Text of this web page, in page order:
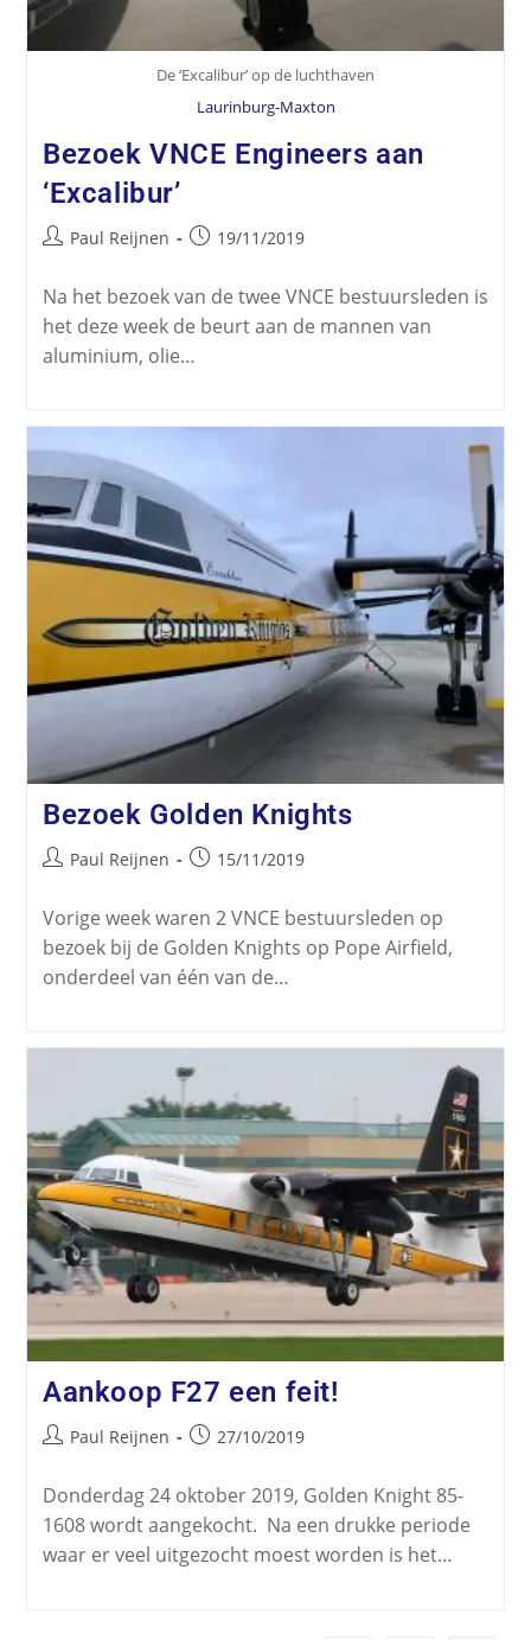
De ‘Excalibur’ op de luchthaven
Laurinburg-Maxton
Bezoek VNCE Engineers aan
‘Excalibur’
Paul Reijnen 19/11/2019
Na het bezoek van de twee VNCE bestuursleden is
het deze week de beurt aan de mannen van
aluminium, olie…
Bezoek Golden Knights
Paul Reijnen 15/11/2019
Vorige week waren 2 VNCE bestuursleden op
bezoek bij de Golden Knights op Pope Airfield,
onderdeel van één van de…
Aankoop F27 een feit!
Paul Reijnen 27/10/2019
Donderdag 24 oktober 2019, Golden Knight 85-
1608 wordt aangekocht. Na een drukke periode
waar er veel uitgezocht moest worden is het…